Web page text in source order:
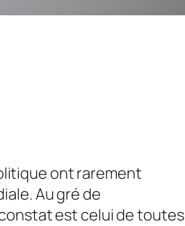
ont rarement
Au gré de
est celui de toutes